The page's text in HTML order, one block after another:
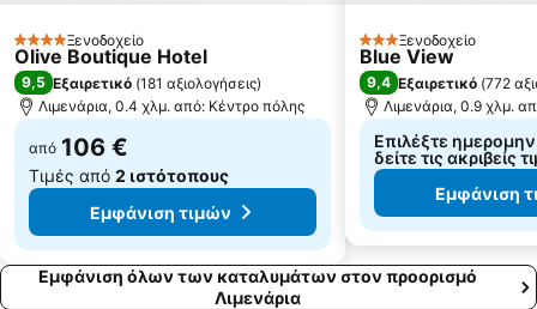
Παράδεισος
4 ΑστέριαΞενοδοχείο
Olive Boutique Hotel
9,5 Εξαιρετικό (181 αξιολογήσεις)
Λιμενάρια, 0.4 χλμ. από: Κέντρο πόλης
από 106 €
Τιμές από 2 ιστότοπους
Εμφάνιση τιμών
3 ΑστέριαΞενοδοχείο
Blue View
9,4 Εξαιρετικό (772
Λιμενάρια, 0.9 χλμ.
Επιλέξτε
δείτε τις ακριβείς
Εμφάνιση
Εμφάνιση όλων των καταλυμάτων στον προορισμό
Λιμενάρια